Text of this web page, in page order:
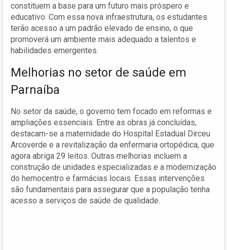
constituem a base para um futuro mais próspero e
educativo. Com essa nova infraestrutura, os estudantes
terão acesso a um padrão elevado de ensino, o que
promoverá um ambiente mais adequado a talentos e
habilidades emergentes.
Melhorias no setor de saúde em
Parnaíba
No setor da saúde, o governo tem focado em reformas e
ampliações essenciais. Entre as obras já concluídas,
destacam-se a maternidade do Hospital Estadual Dirceu
Arcoverde e a revitalização da enfermaria ortopédica, que
agora abriga 29 leitos. Outras melhorias incluem a
construção de unidades especializadas e a modernização
do hemocentro e farmácias locais. Essas intervenções
são fundamentais para assegurar que a população tenha
acesso a serviços de saúde de qualidade.